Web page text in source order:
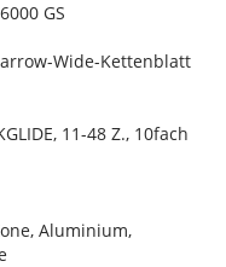
GS
Wide-Kettenblatt
11-48 Z., 10fach
Aluminium,